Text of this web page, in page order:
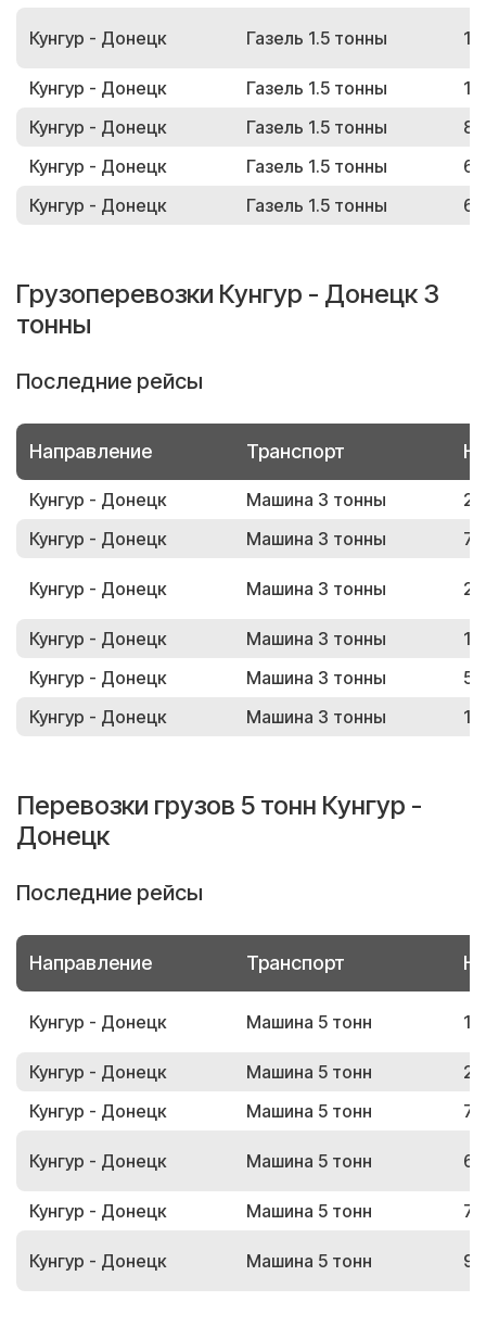
Кунгур - Донецк Газель 1.5 тонны
Кунгур - Донецк Газель 1.5 тонны
Кунгур - Донецк
Газель 1.5 тонны
Кунгур - Донецк
Газель 1.5 тонны
Кунгур - Донецк
Газель 1.5 тонны
Грузоперевозки Кунгур - Донецк 3
тонны
Последние рейсы
Направление Транспорт
Кунгур - Донецк Машина 3 тонны
Кунгур - Донецк
Машина 3 тонны
Кунгур - Донецк Машина 3 тонны
Кунгур - Донецк Машина 3 тонны
Кунгур - Донецк
Машина 3 тонны
Кунгур - Донецк
Машина 3 тонны
Перевозки грузов 5 тонн Кунгур -
Донецк
Последние рейсы
Направление Транспорт
Кунгур - Донецк Машина 5 тонн
Кунгур - Донецк Машина 5 тонн
Кунгур - Донецк
Машина 5 тонн
Кунгур - Донецк Машина 5 тонн
Кунгур - Донецк Машина 5 тонн
Кунгур - Донецк Машина 5 тонн